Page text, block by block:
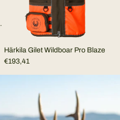
Härkila Gilet Wildboar Pro Blaze
€193,41